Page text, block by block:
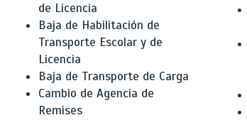
de Licencia
Baja de Habilitación de
Transporte Escolar y de
Licencia
Baja de Transporte de Carga
Cambio de Agencia de
Remises